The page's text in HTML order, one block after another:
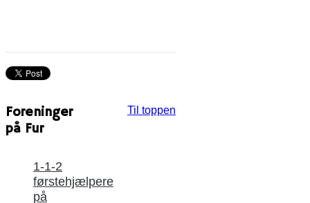
Til toppen
Foreninger
på Fur
1-1-2
førstehjælpere
på